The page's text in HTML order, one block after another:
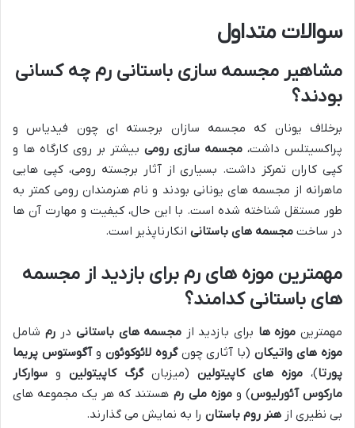
سوالات متداول
مشاهیر مجسمه سازی باستانی رم چه کسانی
بودند؟
برخلاف یونان که مجسمه سازان برجسته ای چون فیدیاس و
پراکسیتلس داشت، مجسمه سازی رومی بیشتر بر روی کارگاه ها و
کپی کاران تمرکز داشت. بسیاری از آثار برجسته رومی، کپی هایی
ماهرانه از مجسمه های یونانی بودند و نام هنرمندان رومی کمتر به
طور مستقل شناخته شده است. با این حال، کیفیت و مهارت آن ها
در ساخت مجسمه های باستانی انکارناپذیر است.
مهمترین موزه های رم برای بازدید از مجسمه
های باستانی کدامند؟
مهمترین موزه ها برای بازدید از مجسمه های باستانی در رم شامل
موزه های واتیکان(با آثاری چونگروه لائوکوئون وآگوستوس پریما
پورتا)، موزه های کاپیتولین (میزبانگرگ کاپیتولین و سوارکار
مارکوس آئورلیوس) وموزه ملی رم هستند که هر یک مجموعه های
بی نظیری از هنر روم باستان را به نمایش می گذارند.